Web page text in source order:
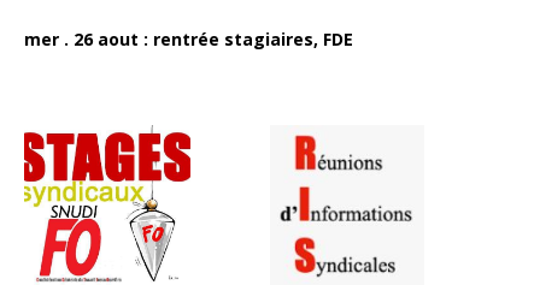
mer . 26 aout : rentrée stagiaires, FDE